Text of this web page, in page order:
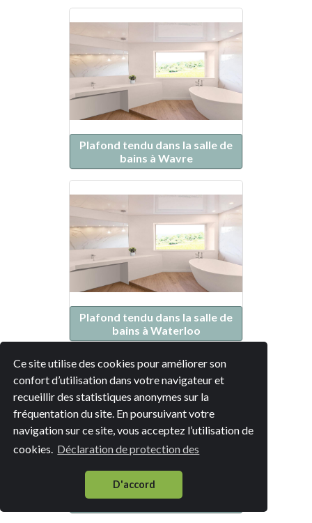
Ce site utilise des cookies pour améliorer son
confort d’utilisation dans votre navigateur et
recueillir des statistiques anonymes sur la
fréquentation du site. En poursuivant votre
navigation sur ce site, vous acceptez l’utilisation de
cookies. Déclaration de protection des
D'accord
Plafond tendu dans la salle de
bains à Wavre
Plafond tendu dans la salle de
bains à Waterloo
Plafond tendu dans la salle de
bains à Braine-l'Alleud